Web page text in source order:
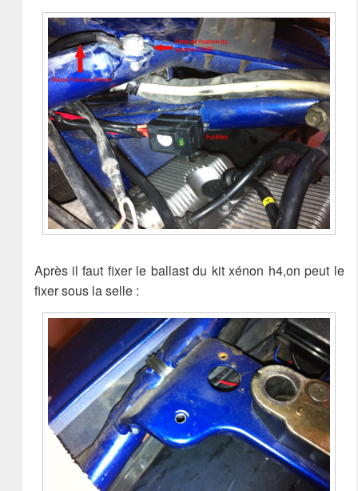
Après il faut fixer le ballast du kit xénon h4,on peut le
fixer sous la selle :